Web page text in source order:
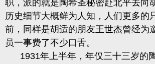
职，派的就是陶希圣秘密赴北平去向
历史细节大概鲜为人知，人们更多的
前，同样是胡适的朋友王世杰曾经为
员一事费了不少口舌。
1931年上半年，年仅三十三岁的